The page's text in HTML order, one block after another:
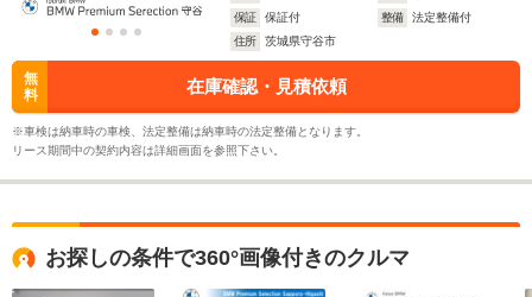
WLTCモード
燃費
-
保証
保証付 整備
法定整備付
住所
茨城県守谷市
無
料
在庫確認・見積依頼
※車検は納車時の車検、法定整備は納車時の法定整備となります。
リース期間中の契約内容は詳細画面を参照下さい。
お探しの条件で360°画像付きのクルマ